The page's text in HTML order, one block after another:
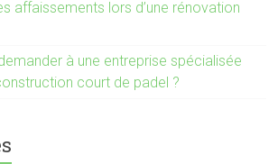
affaissements lors d’une rénovation
à une entreprise spécialisée
court de padel ?